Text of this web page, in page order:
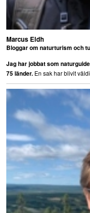
Marcus Eldh
Bloggar om naturturism och
Jag har jobbat som
75 länder.En sak har blivit